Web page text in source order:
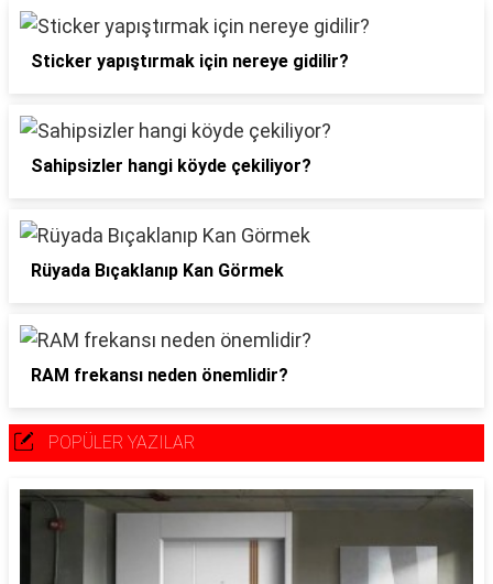
Sticker yapıştırmak için nereye gidilir?
Sahipsizler hangi köyde çekiliyor?
Rüyada Bıçaklanıp Kan Görmek
RAM frekansı neden önemlidir?
POPÜLER YAZILAR